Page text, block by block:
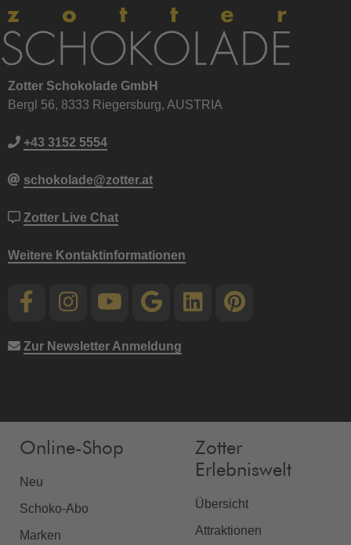
Zotter Schokolade GmbH
Bergl 56, 8333 Riegersburg, AUSTRIA
+43 3152 5554
schokolade@zotter.at
Zotter Live Chat
Weitere Kontaktinformationen
Zur Newsletter Anmeldung
Online-Shop
Neu
Schoko-Abo
Marken
Zotter
Erlebniswelt
Übersicht
Attraktionen